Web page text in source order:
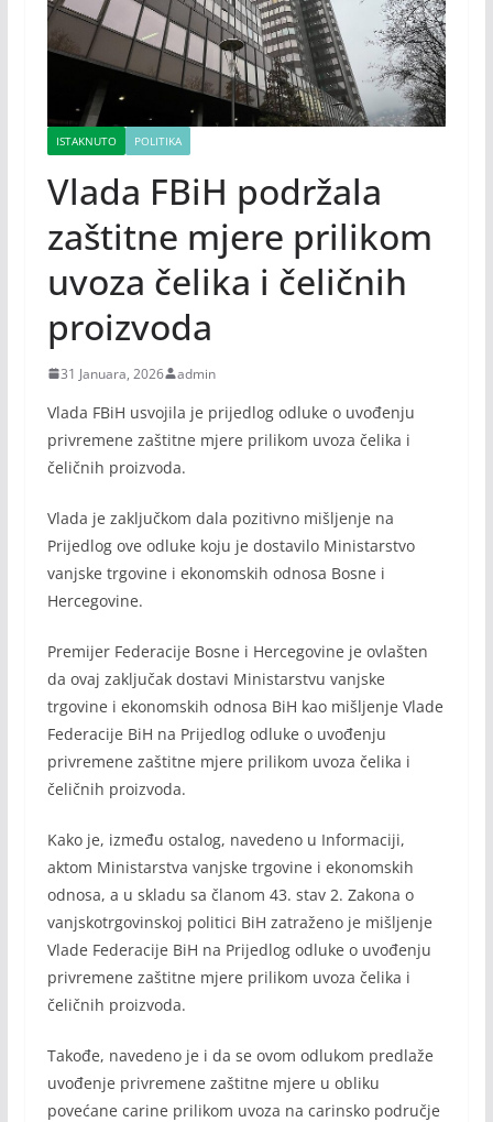
ISTAKNUTO POLITIKA
Vlada FBiH podržala
zaštitne mjere prilikom
uvoza čelika i čeličnih
proizvoda
31 Januara, 2026 admin
Vlada FBiH usvojila je prijedlog odluke o uvođenju
privremene zaštitne mjere prilikom uvoza čelika i
čeličnih proizvoda.
Vlada je zaključkom dala pozitivno mišljenje na
Prijedlog ove odluke koju je dostavilo Ministarstvo
vanjske trgovine i ekonomskih odnosa Bosne i
Hercegovine.
Premijer Federacije Bosne i Hercegovine je ovlašten
da ovaj zaključak dostavi Ministarstvu vanjske
trgovine i ekonomskih odnosa BiH kao mišljenje Vlade
Federacije BiH na Prijedlog odluke o uvođenju
privremene zaštitne mjere prilikom uvoza čelika i
čeličnih proizvoda.
Kako je, između ostalog, navedeno u Informaciji,
aktom Ministarstva vanjske trgovine i ekonomskih
odnosa, a u skladu sa članom 43. stav 2. Zakona o
vanjskotrgovinskoj politici BiH zatraženo je mišljenje
Vlade Federacije BiH na Prijedlog odluke o uvođenju
privremene zaštitne mjere prilikom uvoza čelika i
čeličnih proizvoda.
Takođe, navedeno je i da se ovom odlukom predlaže
uvođenje privremene zaštitne mjere u obliku
povećane carine prilikom uvoza na carinsko područje